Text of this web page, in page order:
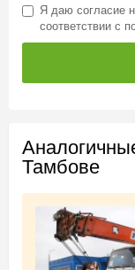
Я даю согласие
соответствии с
Тамбове